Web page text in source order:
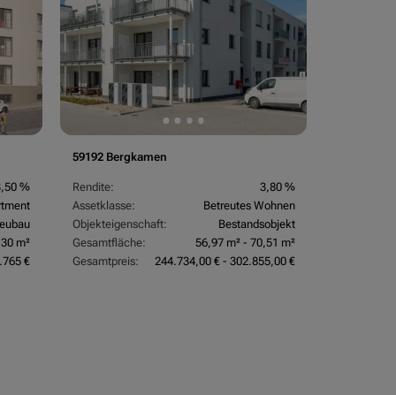
%
m²
€
59192 Bergkamen
Rendite:
3,80 %
Assetklasse:
Betreutes Wohnen
Objekteigenschaft:
Bestandsobjekt
Gesamtfläche:
56,97 m² - 70,51 m²
Gesamtpreis:
244.734,00 € - 302.855,00 €